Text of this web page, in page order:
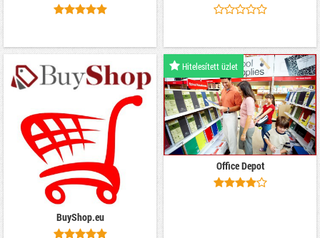
BuyShop.eu
Hitelesített üzlet
Office Depot